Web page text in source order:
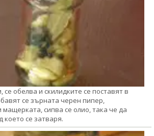
се обелва и скилидките се поставят в
се зърната черен пипер,
мащерката, сипва се олио, така че да
което се затваря.